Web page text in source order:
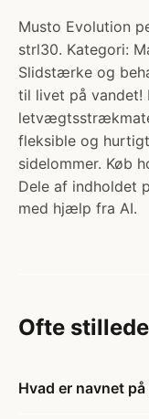
Musto Evolution
strl30. Kategori:
Slidstærke og
til livet på vandet!
fleksible og
sidelommer. Køb
Dele af indholdet
med hjælp fra AI.
Ofte
Hvad er navnet